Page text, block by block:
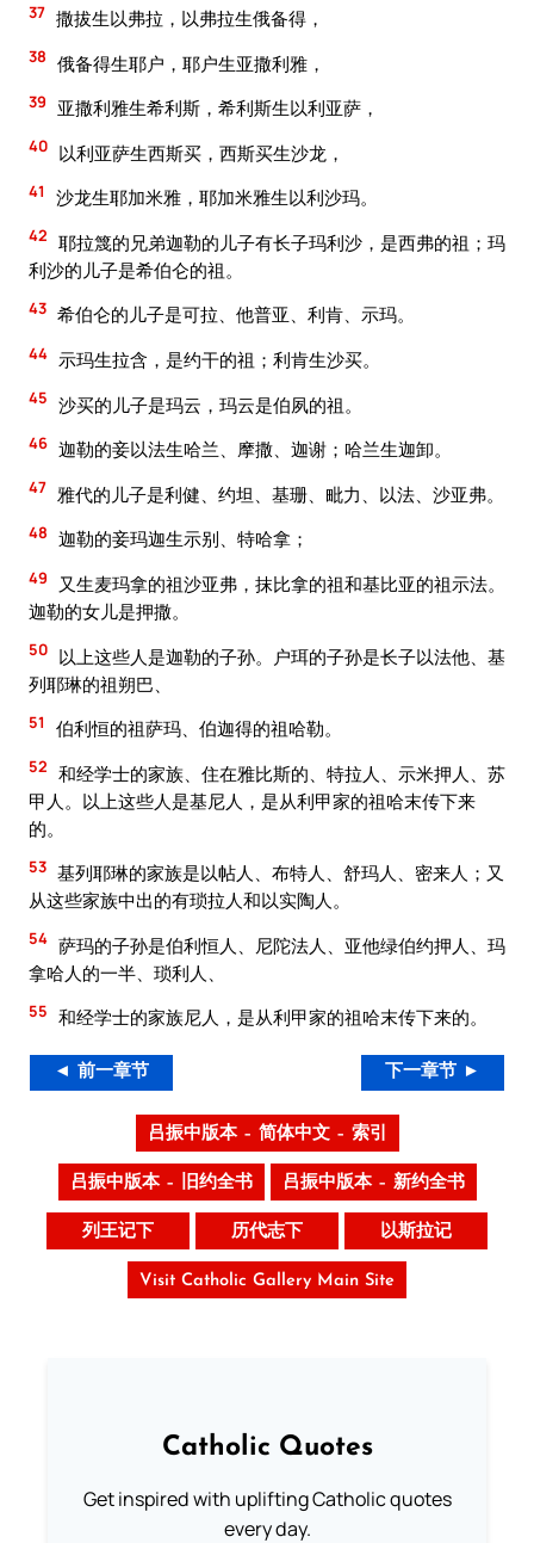
37 撒拔生以弗拉，以弗拉生俄备得，
38 俄备得生耶户，耶户生亚撒利雅，
39 亚撒利雅生希利斯，希利斯生以利亚萨，
40 以利亚萨生西斯买，西斯买生沙龙，
41 沙龙生耶加米雅，耶加米雅生以利沙玛。
42 耶拉篾的兄弟迦勒的儿子有长子玛利沙，是西弗的祖；玛
利沙的儿子是希伯仑的祖。
43 希伯仑的儿子是可拉、他普亚、利肯、示玛。
44 示玛生拉含，是约干的祖；利肯生沙买。
45 沙买的儿子是玛云，玛云是伯夙的祖。
46 迦勒的妾以法生哈兰、摩撒、迦谢；哈兰生迦卸。
47 雅代的儿子是利健、约坦、基珊、毗力、以法、沙亚弗。
48 迦勒的妾玛迦生示别、特哈拿；
49
又生麦玛拿的祖沙亚弗，抹比拿的祖和基比亚的祖示法。
迦勒的女儿是押撒。
50 以上这些人是迦勒的子孙。户珥的子孙是长子以法他、基
列耶琳的祖朔巴、
51 伯利恒的祖萨玛、伯迦得的祖哈勒。
52 和经学士的家族、住在雅比斯的、特拉人、示米押人、苏
甲人。以上这些人是基尼人，是从利甲家的祖哈末传下来
的。
53 基列耶琳的家族是以帖人、布特人、舒玛人、密来人；又
从这些家族中出的有琐拉人和以实陶人。
54 萨玛的子孙是伯利恒人、尼陀法人、亚他绿伯约押人、玛
拿哈人的一半、琐利人、
55 和经学士的家族尼人，是从利甲家的祖哈末传下来的。
◄ 前一章节 下一章节 ►
吕振中版本 – 简体中文 – 索引
吕振中版本 – 旧约全书 吕振中版本 – 新约全书
列王记下 历代志下 以斯拉记
Visit Catholic Gallery Main Site
Catholic Quotes
Get inspired with uplifting Catholic quotes
every day.